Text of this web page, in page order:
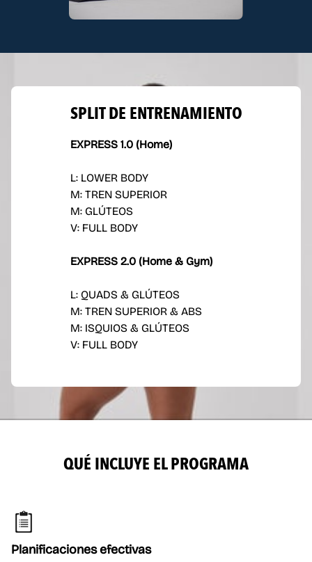
SPLIT DE ENTRENAMIENTO
EXPRESS 1.0 (Home)
L: LOWER BODY
M: TREN SUPERIOR
M: GLÚTEOS
V: FULL BODY
EXPRESS 2.0 (Home & Gym)
L: QUADS & GLÚTEOS
M: TREN SUPERIOR & ABS
M: ISQUIOS & GLÚTEOS
V: FULL BODY
QUÉ INCLUYE EL PROGRAMA
Planificaciones efectivas